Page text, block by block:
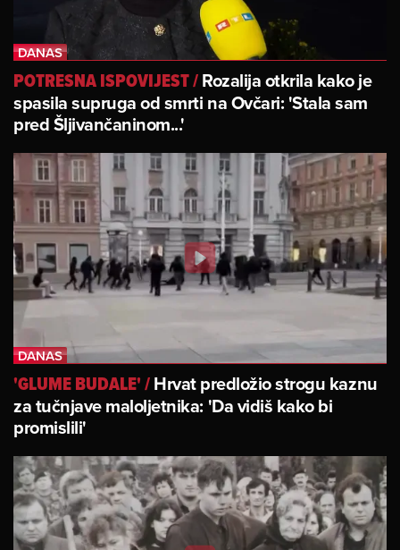
POTRESNA ISPOVIJEST/Rozalija otkrila kako je
spasila supruga od smrti na Ovčari: 'Stala sam
pred Šljivančaninom...'
'GLUME BUDALE'/Hrvat predložio strogu kaznu
za tučnjave maloljetnika: 'Da vidiš kako bi
promislili'